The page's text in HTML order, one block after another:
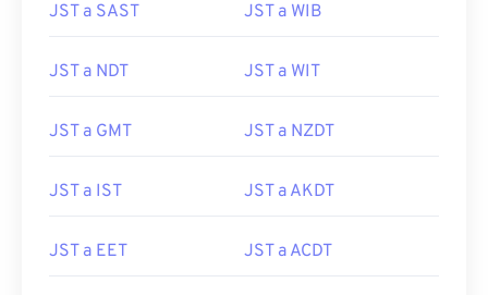
JST a SAST JST a WIB
JST a NDT JST a WIT
JST a GMT JST a NZDT
JST a IST JST a AKDT
JST a EET JST a ACDT